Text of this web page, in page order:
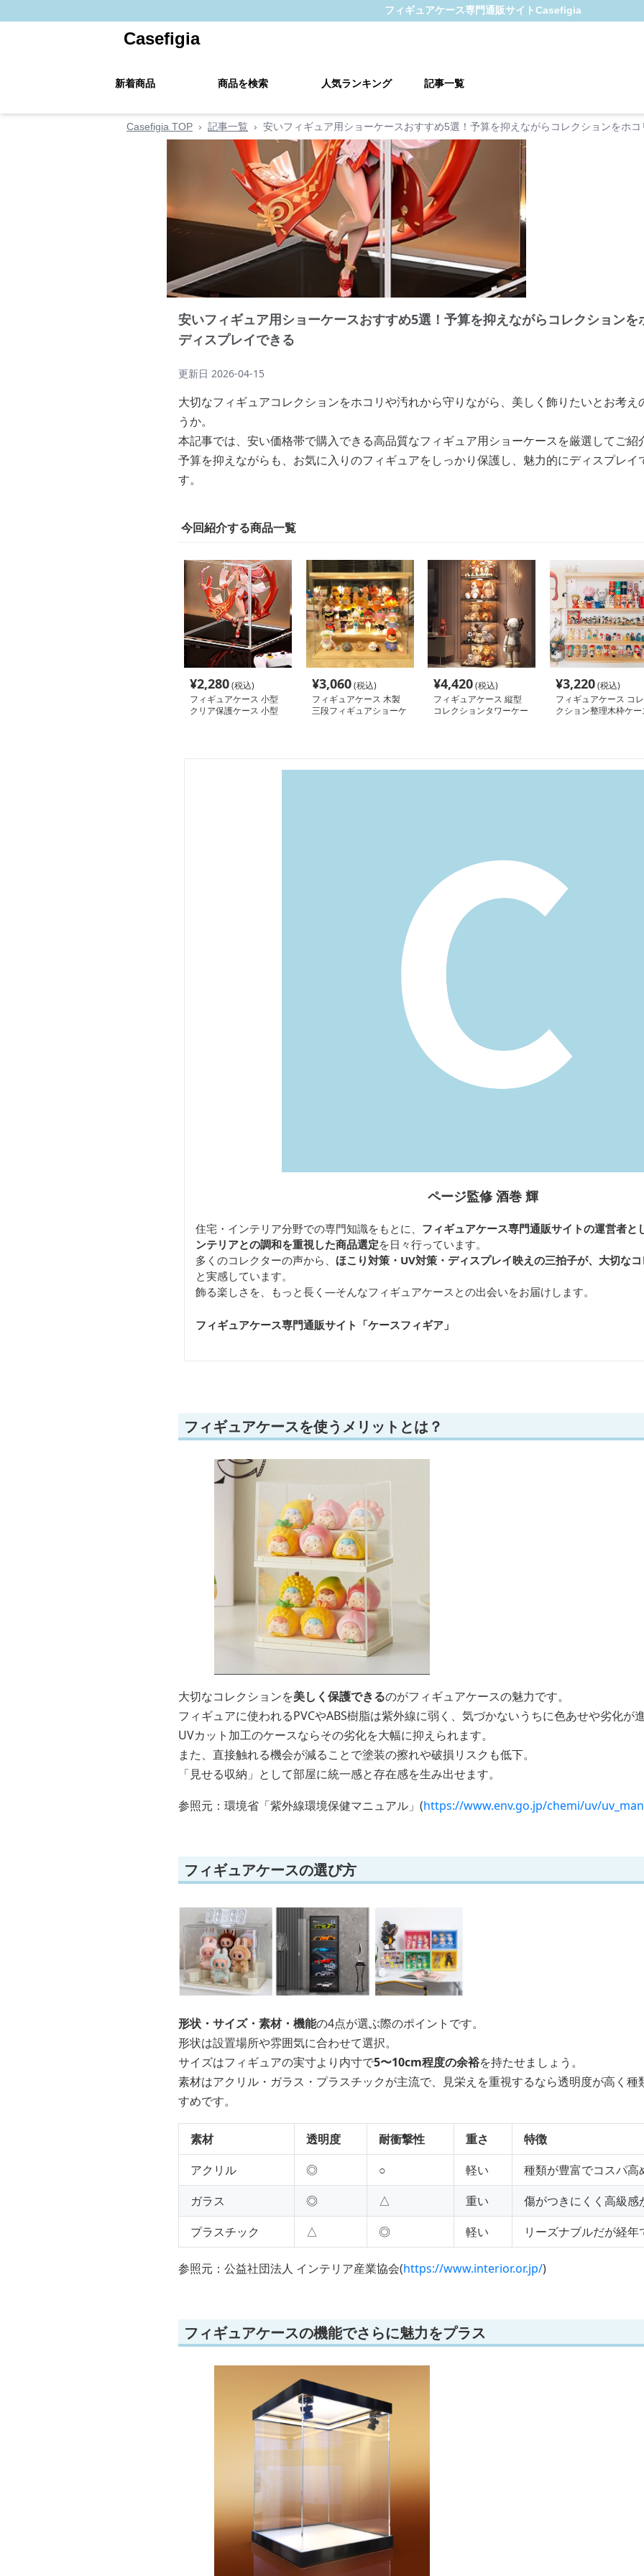
フィギュアケース専門通販サイトCasefigia
Casefigia
新着商品 商品を検索 人気ランキング 記事一覧
Casefigia TOP › 記事一覧 › 安いフィギュア用ショーケースおすすめ5選！予算を抑えながらコレクションをホ
安いフィギュア用ショーケースおすすめ5選！予算を抑えながらコレクションを
ディスプレイできる
更新日 2026-04-15
大切なフィギュアコレクションをホコリや汚れから守りながら、美しく飾りたいとお考え
うか。
本記事では、安い価格帯で購入できる高品質なフィギュア用ショーケースを厳選してご紹
予算を抑えながらも、お気に入りのフィギュアをしっかり保護し、魅力的にディスプレイ
す。
今回紹介する商品一覧
¥2,280(税込)
フィギュアケース 小型
クリア保護ケース 小型
¥3,060(税込)
フィギュアケース 木製
三段フィギュアショーケ
¥4,420(税込)
フィギュアケース 縦型
コレクションタワーケー
¥3,220(税込)
フィギュアケース コレ
クション整理木枠ケー
ページ監修 酒巻 輝
住宅・インテリア分野での専門知識をもとに、 フィギュアケース専門通販サイトの運営者と
ンテリアとの調和を重視した商品選定を日々行っています。
多くのコレクターの声から、 ほこり対策・UV対策・ディスプレイ映えの三拍子が、大切な
と実感しています。
飾る楽しさを、もっと長く—そんなフィギュアケースとの出会いをお届けします。
フィギュアケース専門通販サイト「ケースフィギア 」
フィギュアケースを使うメリットとは？
大切なコレクションを美しく保護できるのがフィギュアケースの魅力です。
フィギュアに使われるPVCやABS樹脂は紫外線に弱く、気づかないうちに色あせや劣化が進
UVカット加工のケースならその劣化を大幅に抑えられます。
また、直接触れる機会が減ることで塗装の擦れや破損リスクも低下。
「見せる収納」として部屋に統一感と存在感を生み出せます。
参照元：環境省「紫外線環境保健マニュアル」(https://www.env.go.jp/chemi/uv/
フィギュアケースの選び方
形状・サイズ・素材・機能の4点が選ぶ際のポイントです。
形状は設置場所や雰囲気に合わせて選択。
サイズはフィギュアの実寸より内寸で5〜10cm程度の余裕を持たせましょう。
素材はアクリル・ガラス・プラスチックが主流で、見栄えを重視するなら透明度が高く種
すめです。
素材 透明度 耐衝撃性 重さ
特徴
アクリル
◎ ○ 軽い
種類が豊富でコスパ高
ガラス
◎ △ 重い
傷がつきにくく高級感
プラスチック
△ ◎ 軽い リーズナブルだが経年
参照元：公益社団法人 インテリア産業協会(https://www.interior.or.jp/)
フィギュアケースの機能でさらに魅力をプラス